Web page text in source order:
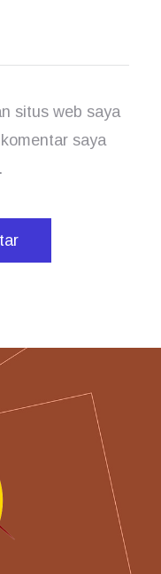
situs web saya
saya